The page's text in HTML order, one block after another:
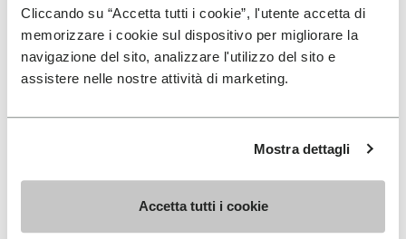
Cliccando su “Accetta tutti i cookie”, l'utente accetta di
memorizzare i cookie sul dispositivo per migliorare la
navigazione del sito, analizzare l'utilizzo del sito e
assistere nelle nostre attività di marketing.
Mostra dettagli
Accetta tutti i cookie
Details